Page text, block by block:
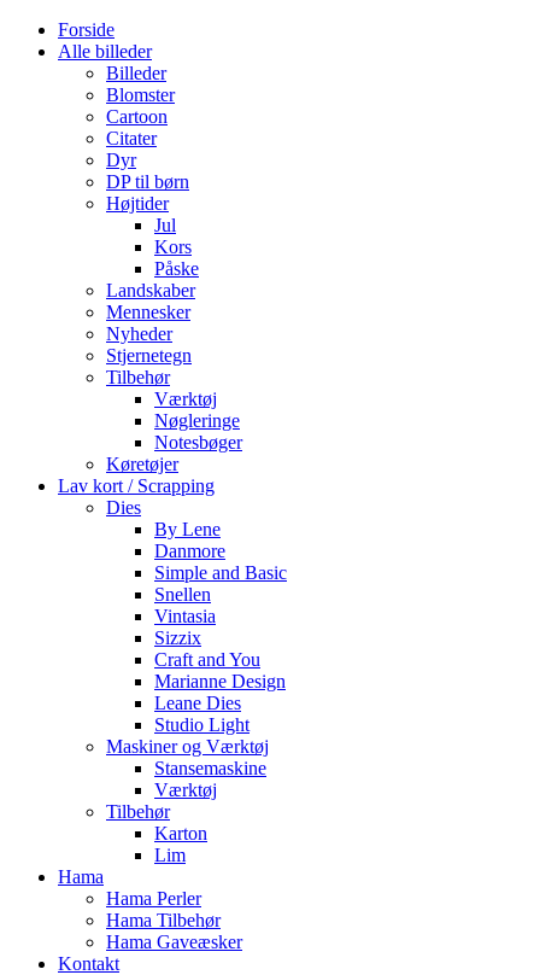
Forside
Alle billeder
Billeder
Blomster
Cartoon
Citater
Dyr
DP til børn
Højtider
Jul
Kors
Påske
Landskaber
Mennesker
Nyheder
Stjernetegn
Tilbehør
Værktøj
Nøgleringe
Notesbøger
Køretøjer
Lav kort / Scrapping
Dies
By Lene
Danmore
Simple and Basic
Snellen
Vintasia
Sizzix
Craft and You
Marianne Design
Leane Dies
Studio Light
Maskiner og Værktøj
Stansemaskine
Værktøj
Tilbehør
Karton
Lim
Hama
Hama Perler
Hama Tilbehør
Hama Gaveæsker
Kontakt